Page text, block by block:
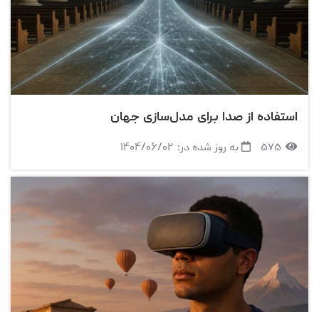
استفاده از صدا برای مدل‌سازی جهان
۵۷۵ به روز شده در: ۱۴۰۴/۰۶/۰۲